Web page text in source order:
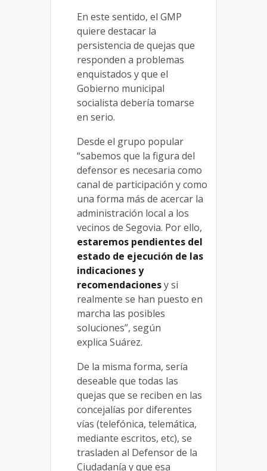
En este sentido, el GMP
quiere destacar la
persistencia de quejas que
responden a problemas
enquistados y que el
Gobierno municipal
socialista debería tomarse
en serio.
Desde el grupo popular
“sabemos que la figura del
defensor es necesaria como
canal de participación y como
una forma más de acercar la
administración local a los
vecinos de Segovia. Por ello,
estaremos pendientes del
estado de ejecución de las
indicaciones y
recomendacionesy si
realmente se han puesto en
marcha las posibles
soluciones”, según
explica Suárez.
De la misma forma, sería
deseable que todas las
quejas que se reciben en las
concejalías por diferentes
vías (telefónica, telemática,
mediante escritos, etc), se
trasladen al Defensor de la
Ciudadanía y que esa